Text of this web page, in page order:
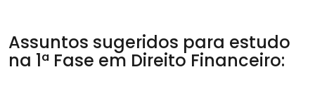
Assuntos sugeridos para estudo
na 1ª Fase em Direito Financeiro: